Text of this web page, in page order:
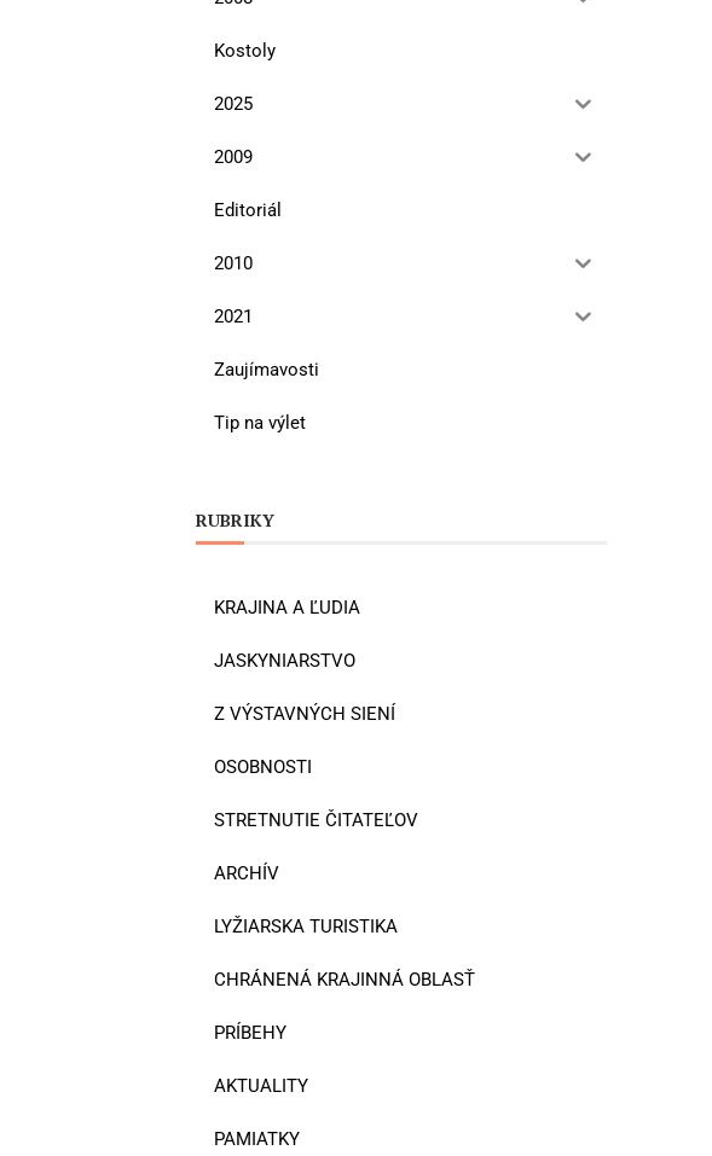
Kostoly
2025
2009
Editoriál
2010
2021
Zaujímavosti
Tip na výlet
RUBRIKY
KRAJINA A ĽUDIA
JASKYNIARSTVO
Z VÝSTAVNÝCH SIENÍ
OSOBNOSTI
STRETNUTIE ČITATEĽOV
ARCHÍV
LYŽIARSKA TURISTIKA
CHRÁNENÁ KRAJINNÁ OBLASŤ
PRÍBEHY
AKTUALITY
PAMIATKY